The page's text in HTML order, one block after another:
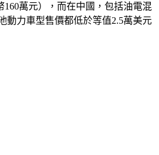
160萬元），而在中國，包括油電混
動力車型售價都低於等值2.5萬美元